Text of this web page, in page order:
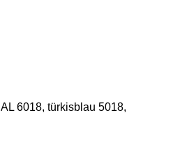
6018, türkisblau 5018,